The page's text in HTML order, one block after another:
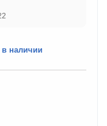
в наличии